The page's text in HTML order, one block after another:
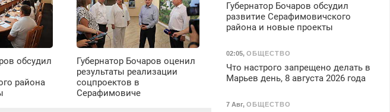
обсудил
района
Губернатор Бочаров оценил
результаты реализации
соцпроектов в
Серафимовиче
Губернатор Бочаров обсудил
развитие Серафимовичского
района и новые проекты
02:05, ОБЩЕСТВО
Что настрого запрещено делать в
Марьев день, 8 августа 2026 года
7 Авг, ОБЩЕСТВО